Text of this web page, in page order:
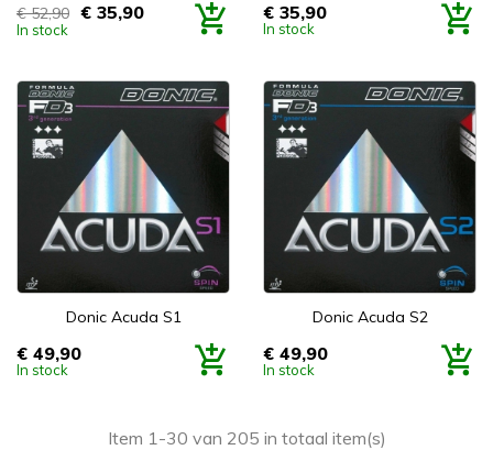
Prijs
€ 52,90 € 35,90
In stock
Prijs
€ 35,90
In stock
Donic Acuda S1
Prijs
€ 49,90
In stock
Donic Acuda S2
Prijs
€ 49,90
In stock
Item 1-30 van 205 in totaal item(s)